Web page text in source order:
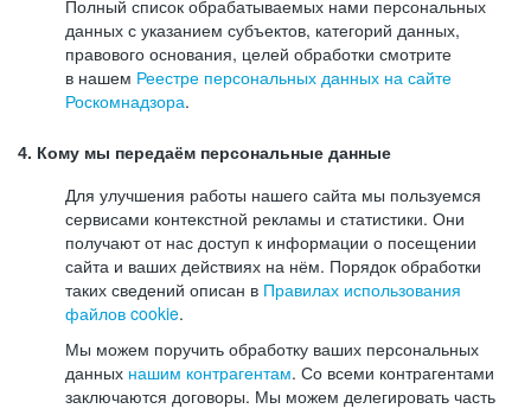
Полный список обрабатываемых нами персональных
данных с указанием субъектов, категорий данных,
правового основания, целей обработки смотрите
в нашем Реестре персональных данных на сайте
Роскомнадзора.
4. Кому мы передаём персональные данные
Для улучшения работы нашего сайта мы пользуемся
сервисами контекстной рекламы и статистики. Они
получают от нас доступ к информации о посещении
сайта и ваших действиях на нём. Порядок обработки
таких сведений описан в Правилах использования
файлов cookie.
Мы можем поручить обработку ваших персональных
данных нашим контрагентам. Со всеми контрагентами
заключаются договоры. Мы можем делегировать часть